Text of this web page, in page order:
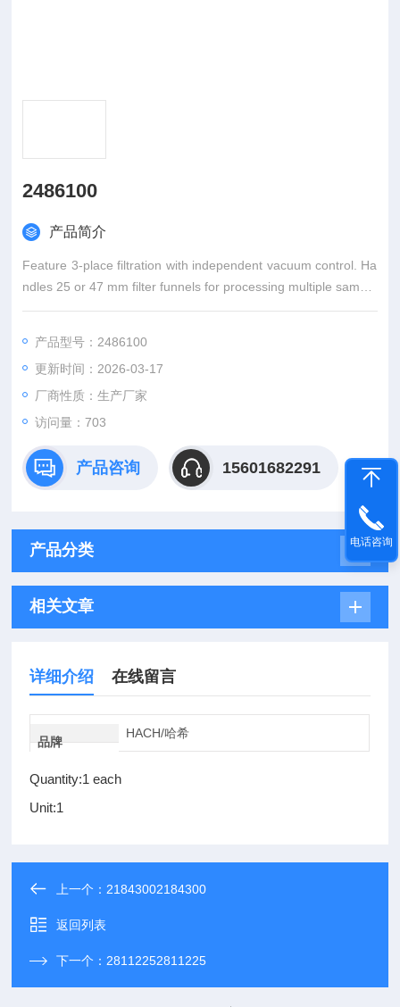
2486100
产品简介
Feature 3-place filtration with independent vacuum control. Ha
ndles 25 or 47 mm filter funnels for processing multiple sample
s simultaneously. Designed for efficient analysis of microbiologi
产品型号：2486100
更新时间：2026-03-17
厂商性质：生产厂家
访问量：703
产品咨询 15601682291
产品分类
相关文章
详细介绍 在线留言
品牌
HACH/哈希
Quantity:1 each
Unit:1
上一个： 21843002184300
返回列表
下一个： 28112252811225
电话咨询